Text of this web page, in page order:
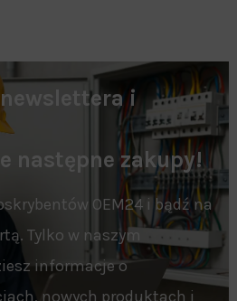
i
następne zakupy!
OEM24 i bądź na
Tylko w naszym
informacje o
nowych produktach i